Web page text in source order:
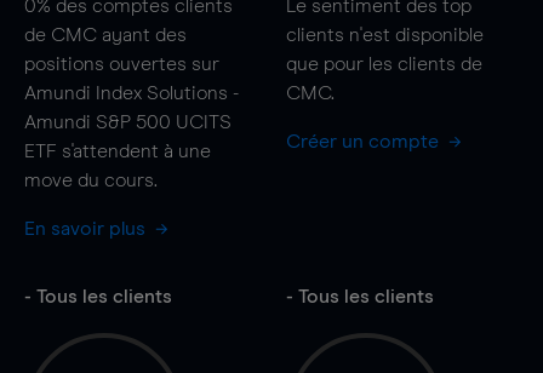
0% des comptes clients
de CMC ayant des
positions ouvertes sur
Amundi Index Solutions -
Amundi S&P 500 UCITS
ETF s'attendent à une
move du cours.
En savoir plus
Le sentiment des top
clients n'est disponible
que pour les clients de
CMC.
Créer un compte
- Tous les clients - Tous les clients